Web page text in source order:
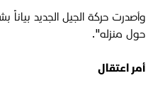
وأصدرت حركة الجيل الجديد
حول منزله".
أمر اعتقال